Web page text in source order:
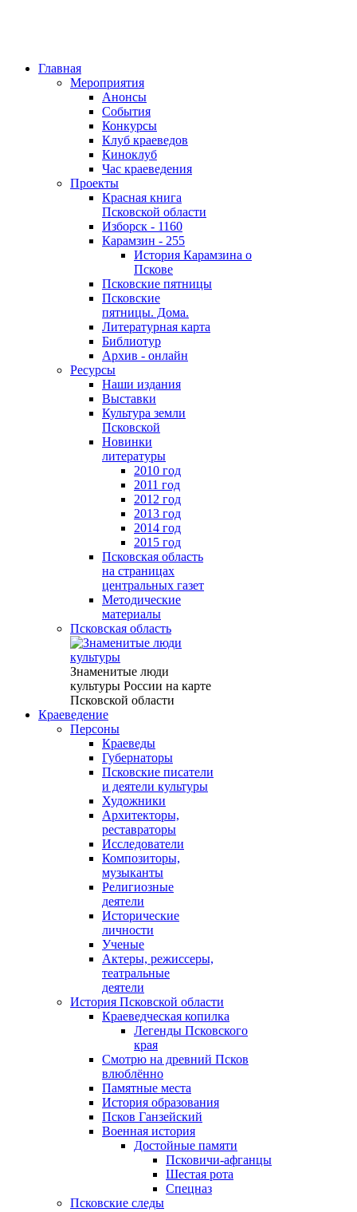
Главная
Мероприятия
Анонсы
События
Конкурсы
Клуб краеведов
Киноклуб
Час краеведения
Проекты
Красная книга
Псковской области
Изборск - 1160
Карамзин - 255
История Карамзина о
Пскове
Псковские пятницы
Псковские
пятницы. Дома.
Литературная карта
Библиотур
Архив - онлайн
Ресурсы
Наши издания
Выставки
Культура земли
Псковской
Новинки
литературы
2010 год
2011 год
2012 год
2013 год
2014 год
2015 год
Псковская область
на страницах
центральных газет
Методические
материалы
Псковская область
Знаменитые люди
культуры России на карте
Псковской области
Краеведение
Персоны
Краеведы
Губернаторы
Псковские писатели
и деятели культуры
Художники
Архитекторы,
реставраторы
Исследователи
Композиторы,
музыканты
Религиозные
деятели
Исторические
личности
Ученые
Актеры, режиссеры,
театральные
деятели
История Псковской области
Краеведческая копилка
Легенды Псковского
края
Смотрю на древний Псков
влюблённо
Памятные места
История образования
Псков Ганзейский
Военная история
Достойные памяти
Псковичи-афганцы
Шестая рота
Спецназ
Псковские следы